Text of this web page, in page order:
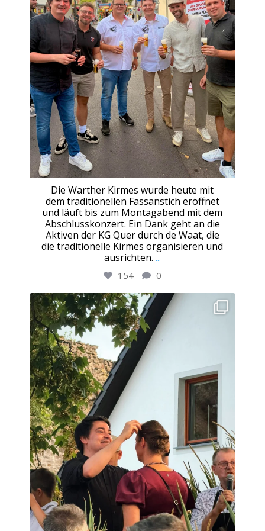
Die Warther Kirmes wurde heute mit
dem traditionellen Fassanstich eröffnet
und läuft bis zum Montagabend mit dem
Abschlusskonzert. Ein Dank geht an die
Aktiven der KG Quer durch de Waat, die
die traditionelle Kirmes organisieren und
ausrichten. ...
154 0